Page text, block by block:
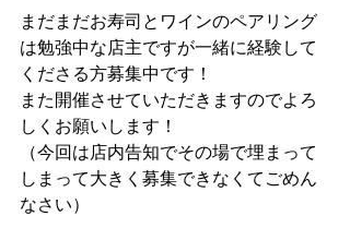
まだまだお寿司とワインのペアリング
は勉強中な店主ですが一緒に経験して
くださる方募集中です！
また開催させていただきますのでよろ
しくお願いします！
（今回は店内告知でその場で埋まって
しまって大きく募集できなくてごめん
なさい）